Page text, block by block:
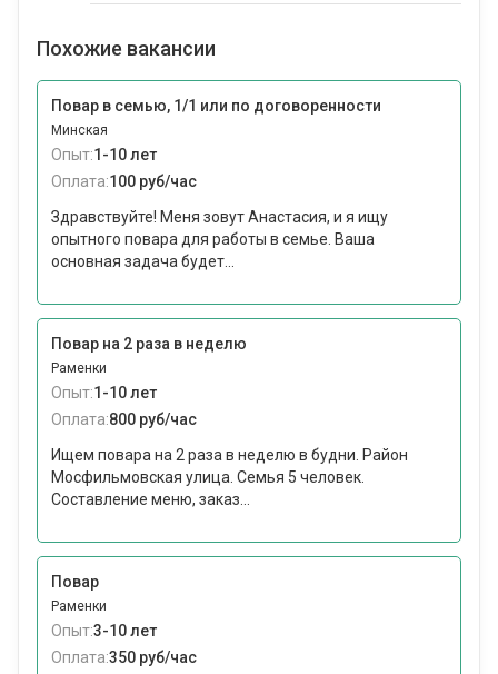
Похожие вакансии
Повар в семью, 1/1 или по договоренности
Минская
Опыт:1-10 лет
Оплата:100 руб/час
Здравствуйте! Меня зовут Анастасия, и я ищу
опытного повара для работы в семье. Ваша
основная задача будет...
Повар на 2 раза в неделю
Раменки
Опыт:1-10 лет
Оплата:800 руб/час
Ищем повара на 2 раза в неделю в будни. Район
Мосфильмовская улица. Семья 5 человек.
Составление меню, заказ...
Повар
Раменки
Опыт:3-10 лет
Оплата:350 руб/час